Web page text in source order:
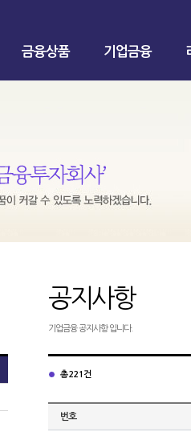
금융상품 기업금융
공지사항
기업금융 공지사항 입니다.
총 221건
번호